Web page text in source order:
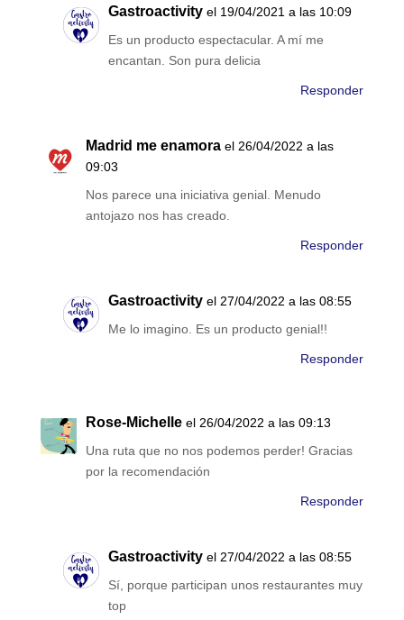
Gastroactivity el 19/04/2021 a las 10:09
Es un producto espectacular. A mí me
encantan. Son pura delicia
Responder
Madrid me enamora el 26/04/2022 a las
09:03
Nos parece una iniciativa genial. Menudo
antojazo nos has creado.
Responder
Gastroactivity el 27/04/2022 a las 08:55
Me lo imagino. Es un producto genial!!
Responder
Rose-Michelle el 26/04/2022 a las 09:13
Una ruta que no nos podemos perder! Gracias
por la recomendación
Responder
Gastroactivity el 27/04/2022 a las 08:55
Sí, porque participan unos restaurantes muy
top